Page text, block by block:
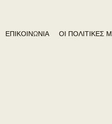
ΕΠΙΚΟΙΝΩΝΙΑ ΟΙ ΠΟΛΙΤΙΚΕΣ